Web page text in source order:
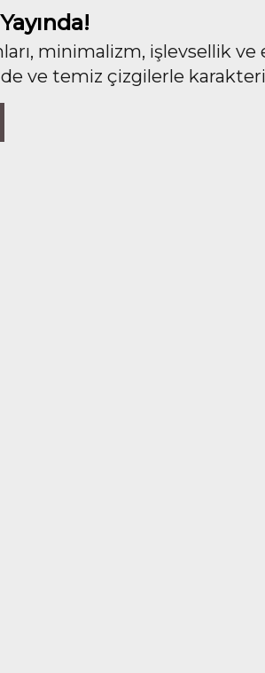
minimalizm, işlevsellik
ve temiz çizgilerle